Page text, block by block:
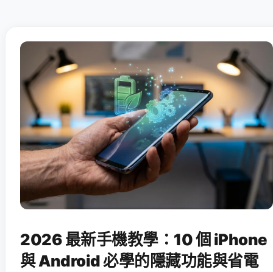
2026 最新手機教學：10 個 iPhone
與 Android 必學的隱藏功能與省電